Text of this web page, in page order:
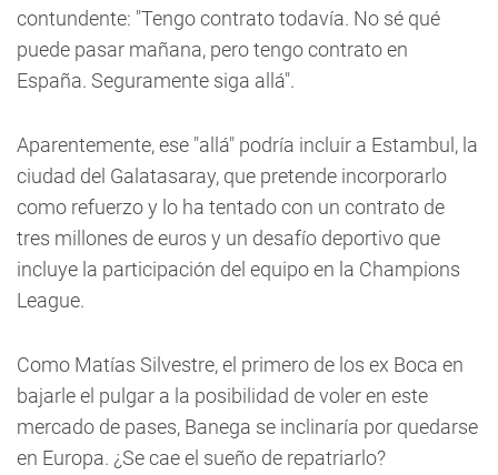
contundente: "Tengo contrato todavía. No sé qué
puede pasar mañana, pero tengo contrato en
España. Seguramente siga allá".
Aparentemente, ese "allá" podría incluir a Estambul, la
ciudad del Galatasaray, que pretende incorporarlo
como refuerzo y lo ha tentado con un contrato de
tres millones de euros y un desafío deportivo que
incluye la participación del equipo en la Champions
League.
Como Matías Silvestre, el primero de los ex Boca en
bajarle el pulgar a la posibilidad de voler en este
mercado de pases, Banega se inclinaría por quedarse
en Europa. ¿Se cae el sueño de repatriarlo?